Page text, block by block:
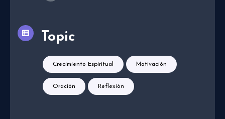
Topic
Crecimiento Espiritual Motivación
Oración Reflexión